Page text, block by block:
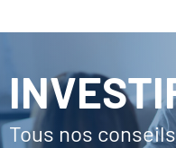
Tous nos